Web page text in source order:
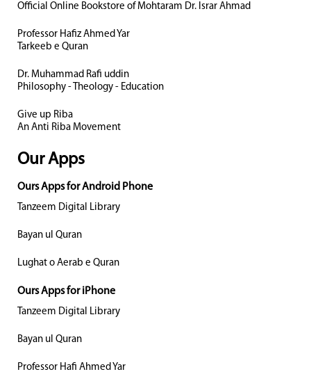
Official Online Bookstore of Mohtaram Dr. Israr Ahmad
Professor Hafiz Ahmed Yar
Tarkeeb e Quran
Dr. Muhammad Rafi uddin
Philosophy - Theology - Education
Give up Riba
An Anti Riba Movement
Our Apps
Ours Apps for Android Phone
Tanzeem Digital Library
Bayan ul Quran
Lughat o Aerab e Quran
Ours Apps for iPhone
Tanzeem Digital Library
Bayan ul Quran
Professor Hafi Ahmed Yar